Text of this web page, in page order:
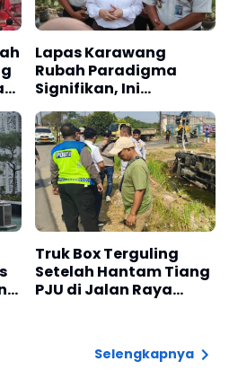
Lapas Karawang
Rubah Paradigma
Signifikan, Ini
Dyah Pitaloka
Truk Box Terguling
Setelah Hantam Tiang
PJU di Jalan Raya
Selengkapnya